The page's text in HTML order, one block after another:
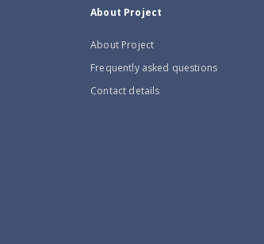
About Project
About Project
Frequently asked questions
Contact details